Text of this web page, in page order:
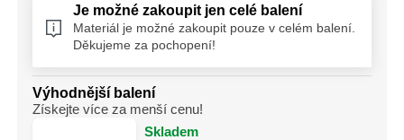
Je možné zakoupit jen celé balení
Materiál je možné zakoupit pouze v celém balení.
Děkujeme za pochopení!
Výhodnější balení
Získejte více za menší cenu!
Skladem